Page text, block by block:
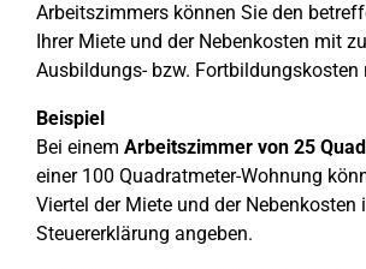
Arbeitszimmers können Sie den
Ihrer Miete und der Nebenkosten mit
Ausbildungs- bzw. Fortbildungskosten
Beispiel
Bei einem Arbeitszimmer von 25
einer 100 Quadratmeter-Wohnung
Viertel der Miete und der Nebenkosten
Steuererklärung angeben.